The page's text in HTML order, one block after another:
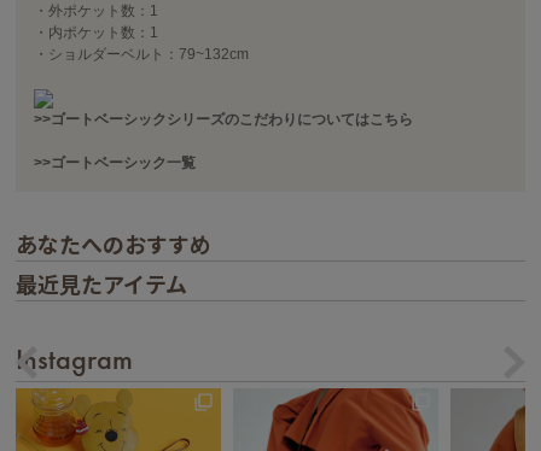
・外ポケット数：1
・内ポケット数：1
・ショルダーベルト：79~132cm
>>ゴートベーシックシリーズのこだわりについてはこちら
>>ゴートベーシック一覧
あなたへのおすすめ
最近見たアイテム
Instagram